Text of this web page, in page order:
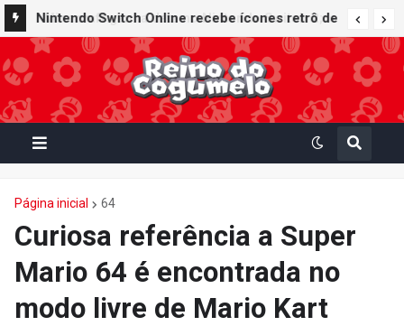
Nintendo Switch Online recebe ícones retrô de
Mario Paint (SNES) e Mario Kart: Super Circuit
(GBA)
Página inicial 64
Curiosa referência a Super
Mario 64 é encontrada no
modo livre de Mario Kart